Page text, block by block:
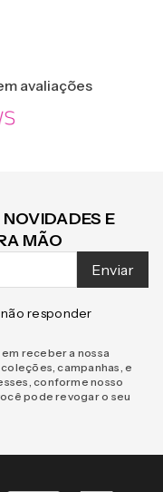
avaliações
E
MÃO
Enviar
responder
receber a nossa
campanhas, e
conforme nosso
pode revogar o seu